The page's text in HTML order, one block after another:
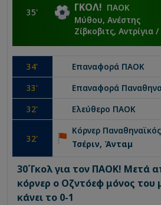
35' ΓΚΟΛ! ΠΑΟΚ
Μύθου, Ανέστης
Ζίβκοβιτς, Aντρίγια /
34' Επαναφορά ΠΑΟΚ
33' Επαναφορά
32' Ελεύθερο ΠΑΟΚ
32'
Κόρνερ Παναθηναϊκός
Τσέριν, Άνταμ
30΄Γκολ για τον ΠΑΟΚ! Μετά
κόρνερ ο Οζντόεφ μόνος του
κάνει το 0-1